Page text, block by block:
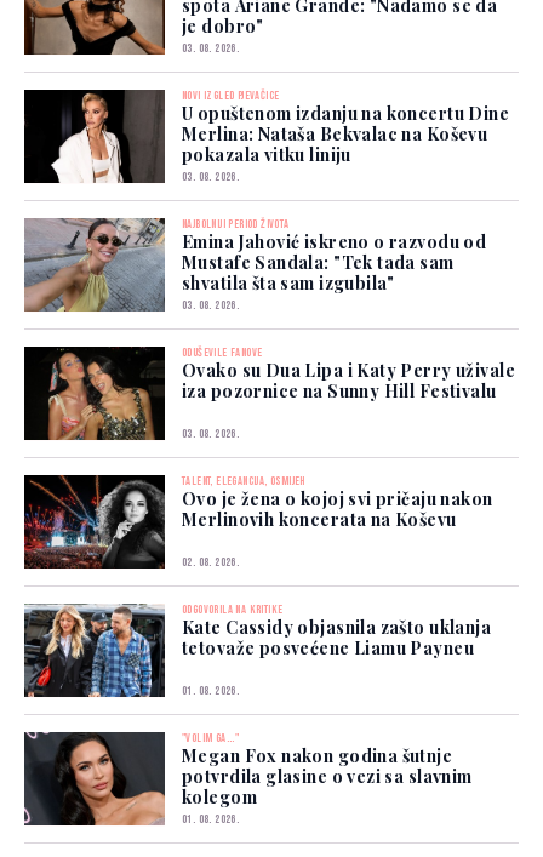
spota Ariane Grande: "Nadamo se da
je dobro"
03. 08. 2026.
NOVI IZGLED PJEVAČICE
U opuštenom izdanju na koncertu Dine
Merlina: Nataša Bekvalac na Koševu
pokazala vitku liniju
03. 08. 2026.
NAJBOLNIJI PERIOD ŽIVOTA
Emina Jahović iskreno o razvodu od
Mustafe Sandala: "Tek tada sam
shvatila šta sam izgubila"
03. 08. 2026.
ODUŠEVILE FANOVE
Ovako su Dua Lipa i Katy Perry uživale
iza pozornice na Sunny Hill Festivalu
03. 08. 2026.
TALENT, ELEGANCIJA, OSMIJEH
Ovo je žena o kojoj svi pričaju nakon
Merlinovih koncerata na Koševu
02. 08. 2026.
ODGOVORILA NA KRITIKE
Kate Cassidy objasnila zašto uklanja
tetovaže posvećene Liamu Payneu
01. 08. 2026.
"VOLIM GA..."
Megan Fox nakon godina šutnje
potvrdila glasine o vezi sa slavnim
kolegom
01. 08. 2026.